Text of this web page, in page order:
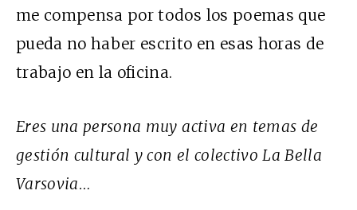
me compensa por todos los poemas que
pueda no haber escrito en esas horas de
trabajo en la oficina.
Eres una persona muy activa en temas de
gestión cultural y con el colectivo La Bella
Varsovia…